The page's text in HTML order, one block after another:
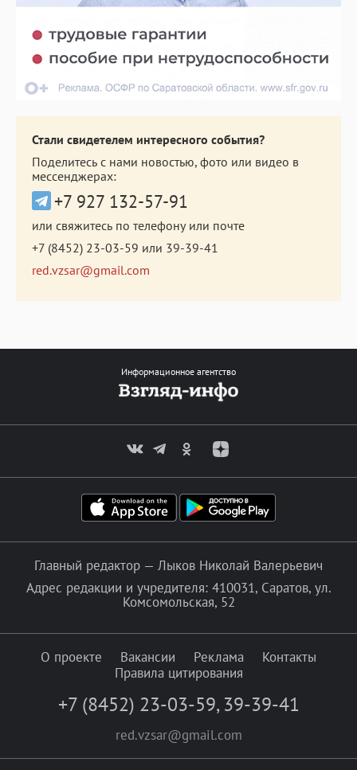
Стали свидетелем интересного события?
Поделитесь с нами новостью, фото или видео в
мессенджерах:
+7 927 132-57-91
или свяжитесь по телефону или почте
+7 (8452) 23-03-59 или 39-39-41
red.vzsar@gmail.com
Информационное агентство
Главный редактор — Лыков Николай Валерьевич
Адрес редакции и учредителя: 410031, Саратов, ул.
Комсомольская, 52
О проекте Вакансии Реклама
Контакты
Правила цитирования
+7 (8452) 23-03-59, 39-39-41
red.vzsar@gmail.com